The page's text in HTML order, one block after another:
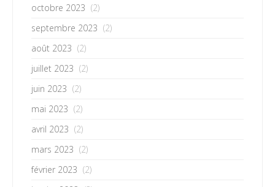
octobre 2023 (2)
septembre 2023 (2)
août 2023 (2)
juillet 2023 (2)
juin 2023 (2)
mai 2023 (2)
avril 2023 (2)
mars 2023 (2)
février 2023 (2)